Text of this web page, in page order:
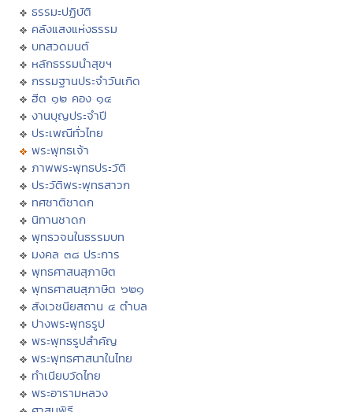
ธรรมะปฏิบัติ
คลังแสงแห่งธรรม
บทสวดมนต์
หลักธรรมนำสุขฯ
กรรมฐานประจำวันเกิด
ฮีต ๑๒ คอง ๑๔
งานบุญประจำปี
ประเพณีทั่วไทย
พระพุทธเจ้า
ภาพพระพุทธประวัติ
ประวัติพระพุทธสาวก
ทศชาติชาดก
นิทานชาดก
พุทธวจนในธรรมบท
มงคล ๓๘ ประการ
พุทธศาสนสุภาษิต
พุทธศาสนสุภาษิต ๖๒๑
สังเวชนียสถาน ๔ ตำบล
ปางพระพุทธรูป
พระพุทธรูปสำคัญ
พระพุทธศาสนาในไทย
ทำเนียบวัดไทย
พระอารามหลวง